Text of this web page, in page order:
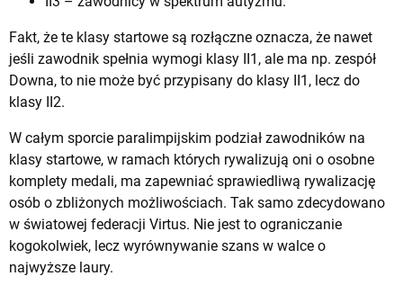
Fakt, że te klasy startowe są rozłączne oznacza, że nawet
jeśli zawodnik spełnia wymogi klasy II1, ale ma np. zespół
Downa, to nie może być przypisany do klasy II1, lecz do
klasy II2.
W całym sporcie paralimpijskim podział zawodników na
klasy startowe, w ramach których rywalizują oni o osobne
komplety medali, ma zapewniać sprawiedliwą rywalizację
osób o zbliżonych możliwościach. Tak samo zdecydowano
w światowej federacji Virtus. Nie jest to ograniczanie
kogokolwiek, lecz wyrównywanie szans w walce o
najwyższe laury.